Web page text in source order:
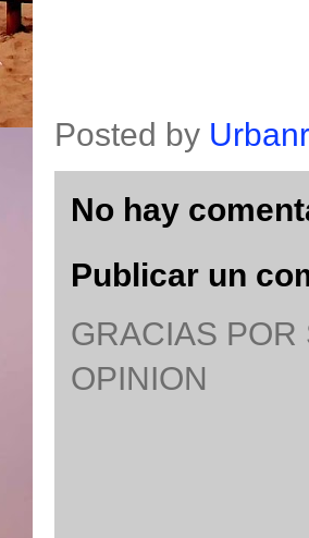
Posted by
No hay
Publicar un
GRACIAS POR
OPINION